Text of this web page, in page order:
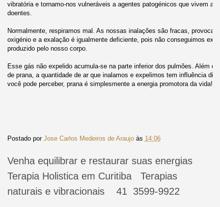
vibratória e tornamo-nos vulneráveis a agentes patogénicos que vivem
doentes.
Normalmente, respiramos mal. As nossas inalações são fracas,
oxigénio e a exalação é igualmente deficiente, pois não conseguimos
produzido pelo nosso corpo.
Esse gás não expelido acumula-se na parte inferior dos pulmões. Além
de prana, a quantidade de ar que inalamos e expelimos tem influência
você pode perceber, prana é simplesmente a energia promotora da vida!
Postado por Jose Carlos Medeiros de Araujo às 14:06
Venha equilibrar e restaurar suas energias
Terapia Holistica em Curitiba Terapias
naturais e vibracionais 41 3599-9922